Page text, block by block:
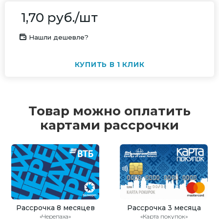
1,70 руб./шт
Нашли дешевле?
КУПИТЬ В 1 КЛИК
Товар можно оплатить
картами рассрочки
Рассрочка 8 месяцев
«Черепаха»
Рассрочка 3 месяца
«Карта покупок»